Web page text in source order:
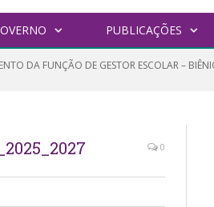
PUBLICAÇÕES
DA FUNÇÃO DE GESTOR ESCOLAR –
0